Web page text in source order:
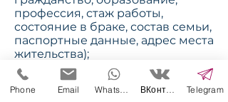
профессия, стаж работы,
состояние в браке, состав семьи,
паспортные данные, адрес места
жительства);
— сведения о воинском учете;
— фотографии, аудио- и
видеозапись;
Phone Email Telegram